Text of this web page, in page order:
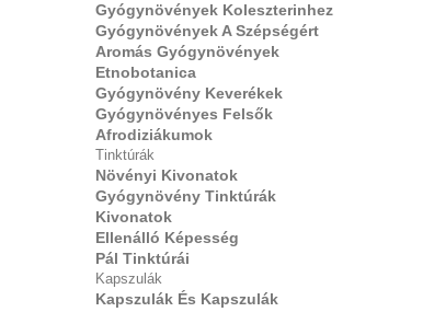
Gyógynövények Koleszterinhez
Gyógynövények A Szépségért
Aromás Gyógynövények
Etnobotanica
Gyógynövény Keverékek
Gyógynövényes Felsők
Afrodiziákumok
Tinktúrák
Növényi Kivonatok
Gyógynövény Tinktúrák
Kivonatok
Ellenálló Képesség
Pál Tinktúrái
Kapszulák
Kapszulák És Kapszulák